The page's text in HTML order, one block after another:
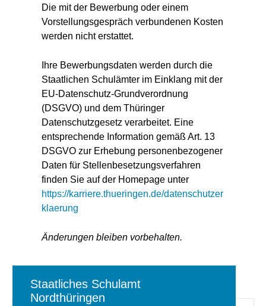
Die mit der Bewerbung oder einem
Vorstellungsgespräch verbundenen Kosten
werden nicht erstattet.
Ihre Bewerbungsdaten werden durch die
Staatlichen Schulämter im Einklang mit der
EU-Datenschutz-Grundverordnung
(DSGVO) und dem Thüringer
Datenschutzgesetz verarbeitet. Eine
entsprechende Information gemäß Art. 13
DSGVO zur Erhebung personenbezogener
Daten für Stellenbesetzungsverfahren
finden Sie auf der Homepage unter
https://karriere.thueringen.de/datenschutzer
klaerung
Änderungen bleiben vorbehalten.
Staatliches Schulamt
Nordthüringen